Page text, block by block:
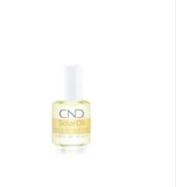
TOEVOEGEN AAN WINKELWAGEN